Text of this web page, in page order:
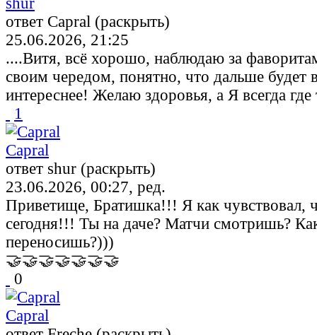
ответ Capral (раскрыть)
25.06.2026, 21:25
....Витя, всё хорошо, наблюдаю за
своим чередом, понятно, что дальше будет
интереснее! Желаю здоровья, а Я всегда
1
Capral
ответ shur (раскрыть)
23.06.2026, 00:27, ред.
Приветище, Братишка!!! Я как чувствовал,
сегодня!!! Ты на даче? Матчи смотришь?
переносишь?)))
🤝🤝🤝🤝🤝🤝🤝
0
Capral